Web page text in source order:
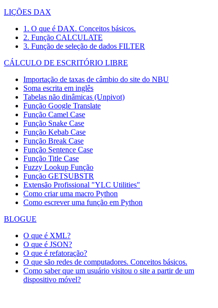
LIÇÕES DAX
1. O que é DAX. Conceitos básicos.
2. Função CALCULATE
3. Função de seleção de dados FILTER
CÁLCULO DE ESCRITÓRIO LIBRE
Importação de taxas de câmbio do site do NBU
Soma escrita em inglês
Tabelas não dinâmicas (Unpivot)
Função Google Translate
Função Camel Case
Função Snake Case
Função Kebab Case
Função Break Case
Função Sentence Case
Função Title Case
Fuzzy Lookup Função
Função GETSUBSTR
Extensão Profissional "YLC Utilities"
Como criar uma macro Python
Como escrever uma função em Python
BLOGUE
O que é XML?
O que é JSON?
O que é refatoração?
O que são redes de computadores. Conceitos básicos.
Como saber que um usuário visitou o site a partir de um
dispositivo móvel?